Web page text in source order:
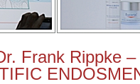
Frank Rippke